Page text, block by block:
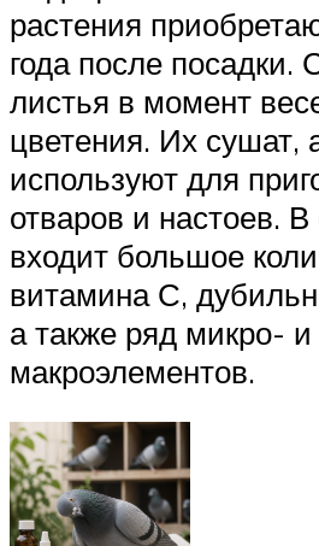
растения
года после посадки.
листья в момент
цветения. Их сушат,
используют для
отваров и настоев.
входит большое
витамина С,
а также ряд микро- и
макроэлементов.